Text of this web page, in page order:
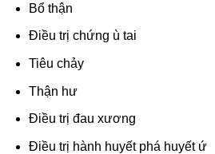
Bổ thận
Điều trị chứng ù tai
Tiêu chảy
Thận hư
Điều trị đau xương
Điều trị hành huyết phá huyết ứ